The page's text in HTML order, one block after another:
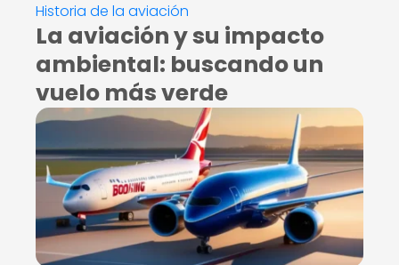
Historia de la aviación
La aviación y su impacto
ambiental: buscando un
vuelo más verde